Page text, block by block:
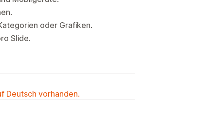
oder Grafiken.
Slide.
Deutsch vorhanden.